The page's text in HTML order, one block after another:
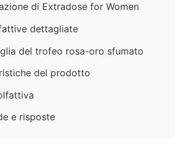
di Extradose for Women
dettagliate
del trofeo rosa-oro sfumato
del prodotto
e risposte